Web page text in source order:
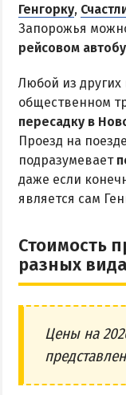
Питание в
Развлечения в
ОТЕЛИ И БАЗЫ
Бердянская коса
Слободка
Новопетровка
ПРИМОРСК
Цены в
Все веб-камеры
Развлечения в
Проезд в
Генгорку,
Запорожья
рейсовом
Любой из других
общественном
пересадку в
Проезд на
подразумевает
даже если
является сам
Стоимость
разных
Цены на